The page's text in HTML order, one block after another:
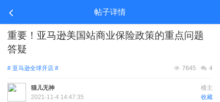
帖子详情
重要！亚马逊美国站商业保险政策的重点问题
答疑
# 亚马逊全球开店 # 4
7645
楼主
猫儿无神
收藏
2021-11-4 14:47:35